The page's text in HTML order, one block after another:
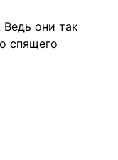
они так
спящего